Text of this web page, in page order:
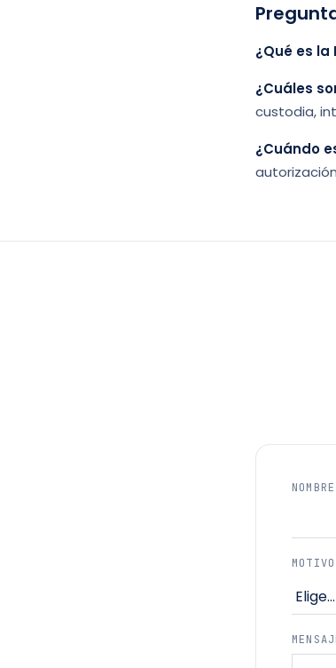
¿Qué es la
¿Cuáles
custodia,
¿Cuándo
NOMBRE